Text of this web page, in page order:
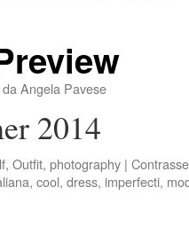
da Angela Pavese
2014
, Outfit, photography |
, cool, dress, imperfecti,